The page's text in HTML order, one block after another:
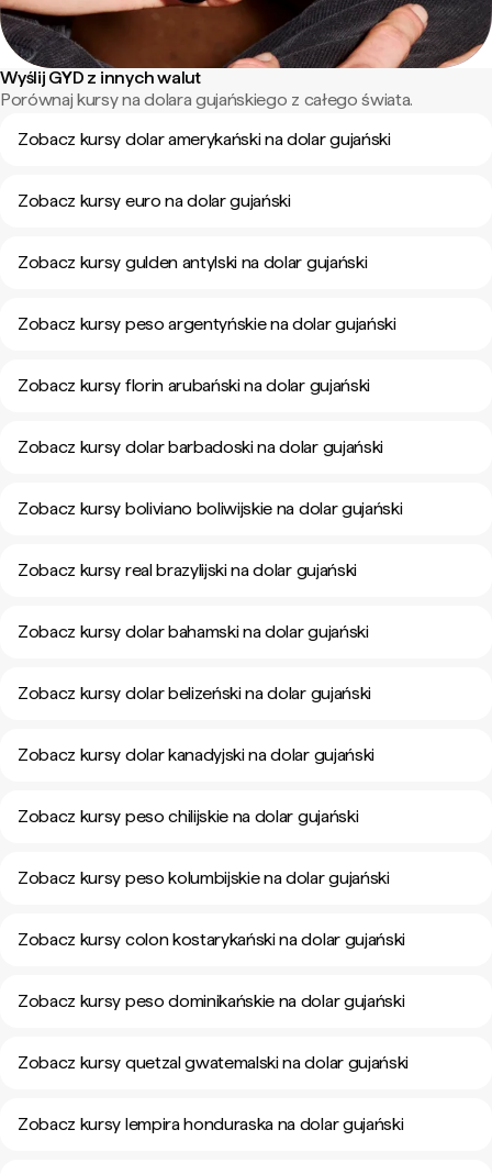
Wyślij GYD z innych walut
Porównaj kursy na dolara gujańskiego z całego świata.
Zobacz kursy dolar amerykański na dolar gujański
Zobacz kursy euro na dolar gujański
Zobacz kursy gulden antylski na dolar gujański
Zobacz kursy peso argentyńskie na dolar gujański
Zobacz kursy florin arubański na dolar gujański
Zobacz kursy dolar barbadoski na dolar gujański
Zobacz kursy boliviano boliwijskie na dolar gujański
Zobacz kursy real brazylijski na dolar gujański
Zobacz kursy dolar bahamski na dolar gujański
Zobacz kursy dolar belizeński na dolar gujański
Zobacz kursy dolar kanadyjski na dolar gujański
Zobacz kursy peso chilijskie na dolar gujański
Zobacz kursy peso kolumbijskie na dolar gujański
Zobacz kursy colon kostarykański na dolar gujański
Zobacz kursy peso dominikańskie na dolar gujański
Zobacz kursy quetzal gwatemalski na dolar gujański
Zobacz kursy lempira honduraska na dolar gujański